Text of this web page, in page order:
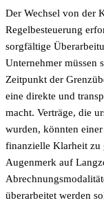
Der Wechsel von der
Regelbesteuerung
sorgfältige
Unternehmer müssen
Zeitpunkt der
eine direkte und
macht. Verträge, die
wurden, könnten
finanzielle Klarheit zu
Augenmerk auf
überarbeitet werden